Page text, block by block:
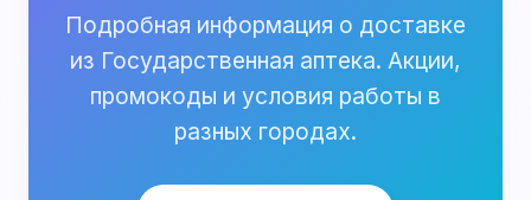
Подробная информация о доставке
из Государственная аптека. Акции,
промокоды и условия работы в
разных городах.